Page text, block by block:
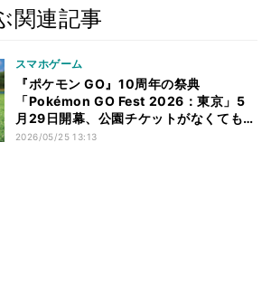
関連記事
スマホゲーム
『ポケモン GO』10周年の祭典
「Pokémon GO Fest 2026：東京」5
月29日開幕、公園チケットがなくても楽
しめるコンテンツ満載
2026/05/25 13:13